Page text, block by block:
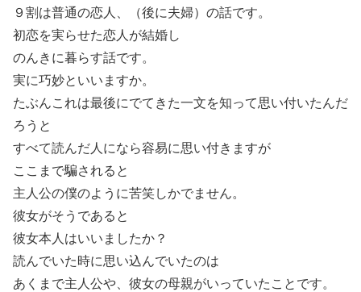
９割は普通の恋人、（後に夫婦）の話です。
初恋を実らせた恋人が結婚し
のんきに暮らす話です。
実に巧妙といいますか。
たぶんこれは最後にでてきた一文を知って思い付いたんだ
ろうと
すべて読んだ人になら容易に思い付きますが
ここまで騙されると
主人公の僕のように苦笑しかでません。
彼女がそうであると
彼女本人はいいましたか？
読んでいた時に思い込んでいたのは
あくまで主人公や、彼女の母親がいっていたことです。